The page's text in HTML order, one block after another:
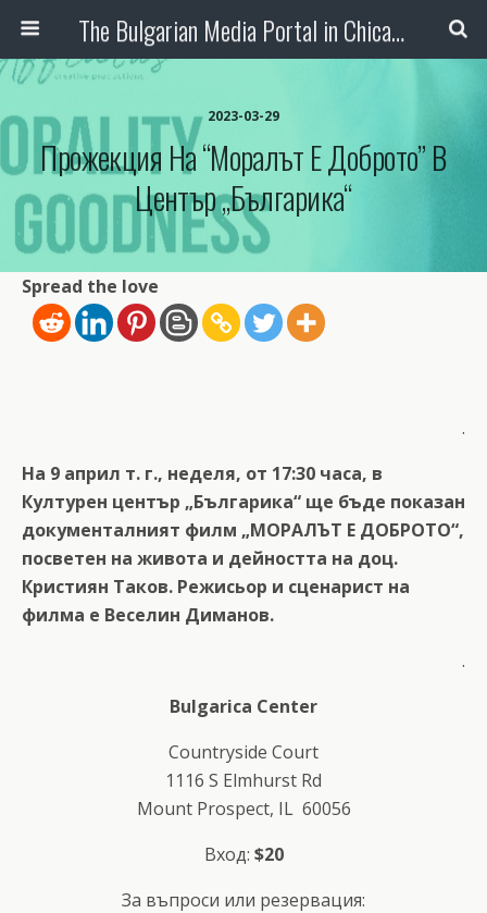
The Bulgarian Media Portal in Chicago
2023-03-29
Прожекция На “Моралът Е Доброто” В
Център „Българика“
Spread the love
.
На 9 април т. г., неделя, от 17:30 часа, в
Културен център „Българика“ ще бъде показан
документалният филм „МОРАЛЪТ Е ДОБРОТО“,
посветен на живота и дейността на доц.
Кристиян Таков. Режисьор и сценарист на
филма е Веселин Диманов.
.
Bulgarica Center
Countryside Court
1116 S Elmhurst Rd
Mount Prospect, IL 60056
Вход: $20
За въпроси или резервация: